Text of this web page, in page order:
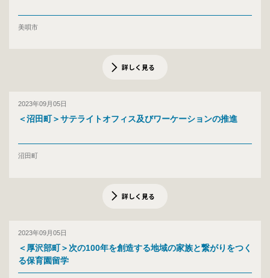
美唄市
詳しく見る
2023年09月05日
＜沼田町＞サテライトオフィス及びワーケーションの推進
沼田町
詳しく見る
2023年09月05日
＜厚沢部町＞次の100年を創造する地域の家族と繋がりをつく
る保育園留学